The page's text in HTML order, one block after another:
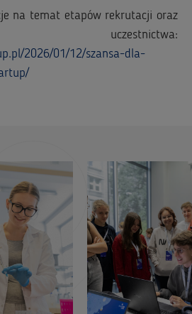
na temat etapów rekrutacji oraz
uczestnictwa:
2026/01/12/szansa-dla-